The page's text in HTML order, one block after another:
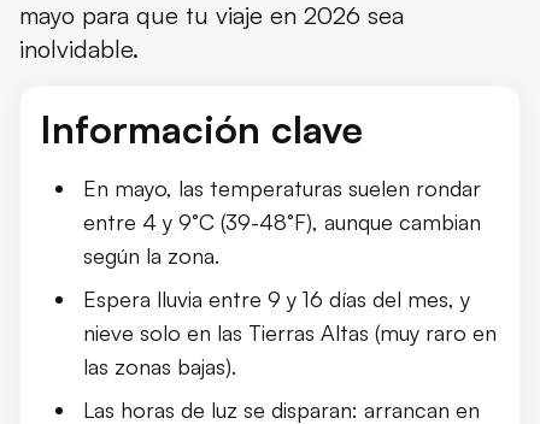
mayo para que tu viaje en 2026 sea
inolvidable.
Información clave
En mayo, las temperaturas suelen rondar
entre 4 y 9°C (39-48°F), aunque cambian
según la zona.
Espera lluvia entre 9 y 16 días del mes, y
nieve solo en las Tierras Altas (muy raro en
las zonas bajas).
Las horas de luz se disparan: arrancan en